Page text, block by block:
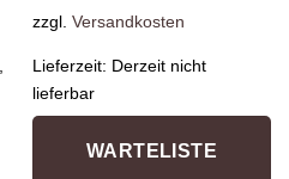
zzgl. Versandkosten
Lieferzeit: Derzeit nicht
lieferbar
WARTELISTE